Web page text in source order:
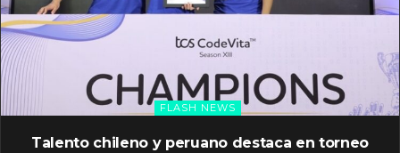
FLASH NEWS
Talento chileno y peruano destaca en torneo